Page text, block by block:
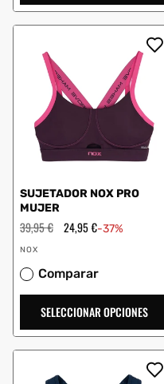
SUJETADOR NOX PRO
MUJER
Precio
habitual
39,95 € Precio
24,95 €-37%
Proveedor:
NOX
Comparar
SELECCIONAR OPCIONES